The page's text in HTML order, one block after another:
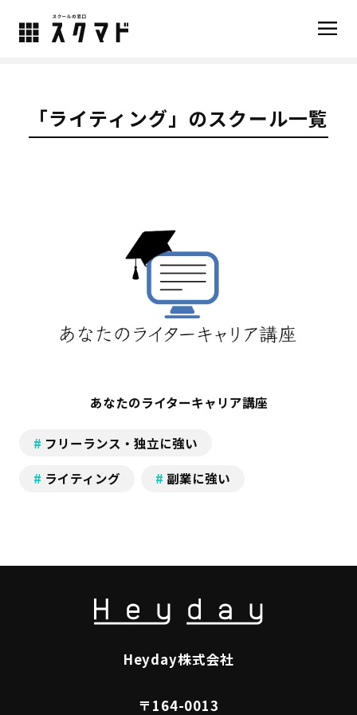
TOP >スクール一覧 >
「ライティング」のスクール一覧
あなたのライターキャリア講座
フリーランス・独立に強い
ライティング 副業に強い
Heyday株式会社
〒164-0013